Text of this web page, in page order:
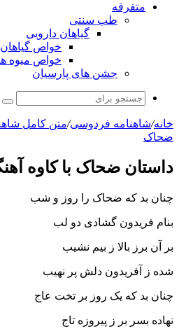
متفرقه
طب سنتی
گیاهان دارویی
خواص گیاهان
خواص میوه
جشن های پارسیان
خانه/شاهنامه فردوسی/متن کامل
ضحاک
داستان ضحاک با کاوه
چنان بد که ضحاک را روز و شب
بنام فریدون گشادى دو لب‏
بر آن برز بالا ز بیم نشیب
شده ز آفریدون دلش پر نهیب‏
چنان بد که یک روز بر تخت عاج
نهاده بسر بر ز پیروزه تاج‏